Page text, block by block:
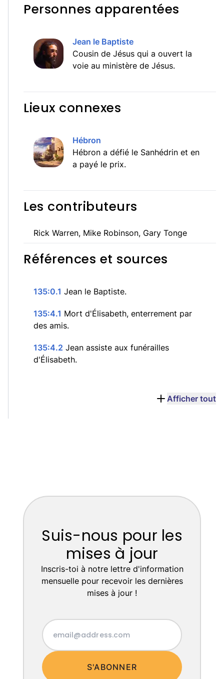
Personnes apparentées
Jean le Baptiste
Cousin de Jésus qui a ouvert la
voie au ministère de Jésus.
Lieux connexes
Hébron
Hébron a défié le Sanhédrin et en
a payé le prix.
Les contributeurs
Rick Warren, Mike Robinson, Gary Tonge
Références et sources
135:0.1 Jean le Baptiste.
135:4.1 Mort d'Élisabeth, enterrement par
des amis.
135:4.2 Jean assiste aux funérailles
d'Élisabeth.
Afficher tout
Suis-nous pour les
mises à jour
Inscris-toi à notre lettre d'information
mensuelle pour recevoir les dernières
mises à jour !
S'ABONNER